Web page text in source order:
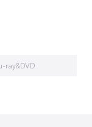
ray&DVD